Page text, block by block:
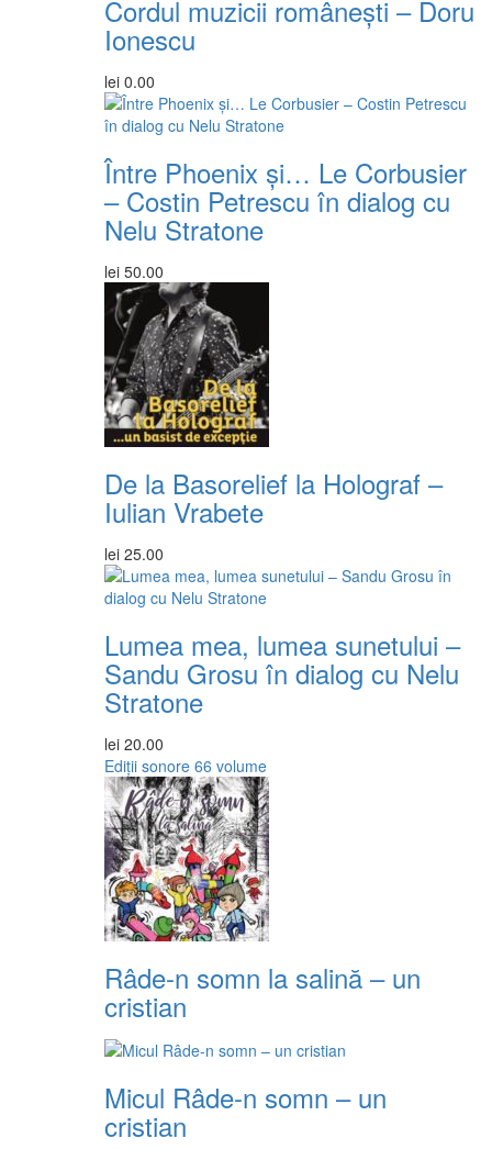
Cordul muzicii românești – Doru
Ionescu
lei 0.00
Între Phoenix și… Le Corbusier
– Costin Petrescu în dialog cu
Nelu Stratone
lei 50.00
De la Basorelief la Holograf –
Iulian Vrabete
lei 25.00
Lumea mea, lumea sunetului –
Sandu Grosu în dialog cu Nelu
Stratone
lei 20.00
Ediții sonore 66 volume
Râde-n somn la salină – un
cristian
Micul Râde-n somn – un
cristian